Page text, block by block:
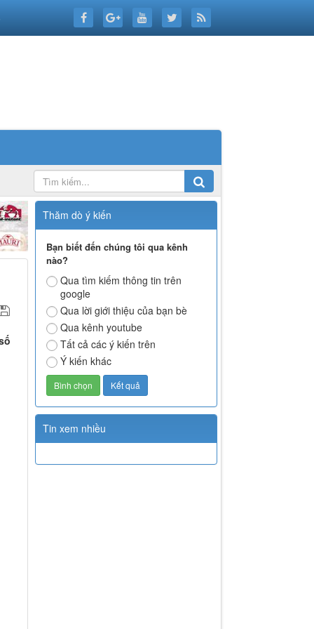
Thăm dò ý kiến
Bạn biết đến chúng tôi qua kênh
nào?
Qua tìm kiếm thông tin trên
google
Qua lời giới thiệu của bạn bè
Qua kênh youtube
Tất cả các ý kiến trên
Ý kiến khác
Tin xem nhiều